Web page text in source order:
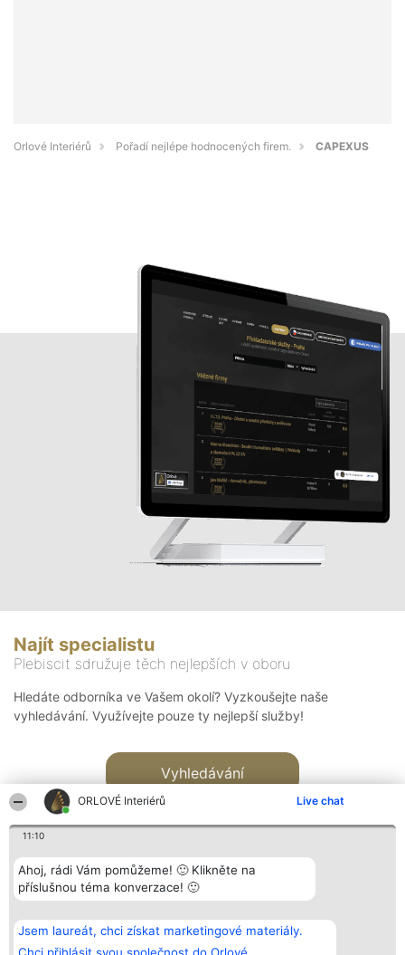
ORLOVÉ Interiérů Live chat
11:10
Ahoj, rádi Vám pomůžeme! 🙂 Klikněte na
příslušnou téma konverzace! 🙂
Jsem laureát, chci získat marketingové materiály.
Orlové Interiérů Pořadí nejlépe hodnocených firem. CAPEXUS
Najít specialistu
Plebiscit sdružuje těch nejlepších v oboru
Hledáte odborníka ve Vašem okolí? Vyzkoušejte naše
vyhledávání. Využívejte pouze ty nejlepší služby!
Vyhledávání
Bright Side Solutions sp. z o.
o. sp. k.
ul. Ruska 22
Vítězové
Seznam všech
laureátů
Kontakt